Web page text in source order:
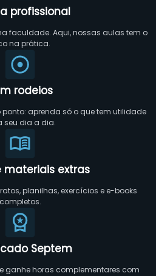
profissional
faculdade. Aqui, nossas aulas tem o
na prática.
rodeios
aprenda só o que tem utilidade
seu dia a dia.
materiais extras
planilhas, exercícios e e-books
completos.
Septem
ganhe horas complementares com